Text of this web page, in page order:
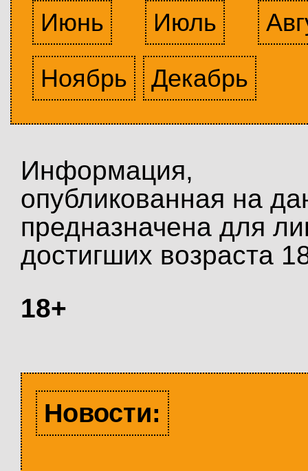
Июнь
Июль
Ноябрь
Декабрь
Информация,
опубликованная на
предназначена для
достигших возраста
18+
Новости: